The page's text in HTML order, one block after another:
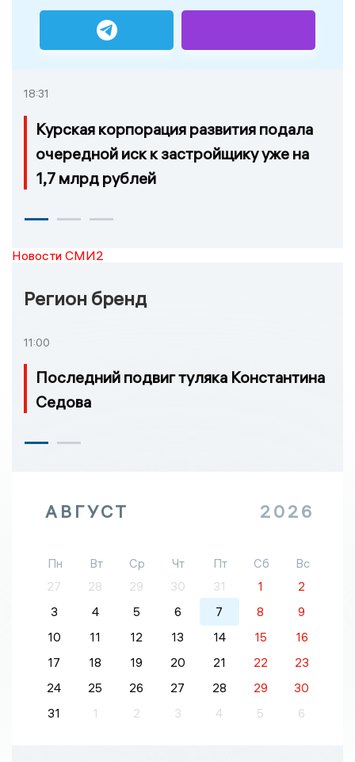
18:31
Курская корпорация развития подала
очередной иск к застройщику уже на
1,7 млрд рублей
Новости СМИ2
Регион бренд
11:00
Последний подвиг туляка Константина
Седова
АВГУСТ 2026
Пн Вт Ср Чт Пт Сб
Вс
27
28 29 30 31 1
2
3
4 5 6 7 8
9
10
11 12 13 14 15
16
17
18 19 20 21 22
23
24
25 26 27 28 29
30
31
1 2 3 4 5 6